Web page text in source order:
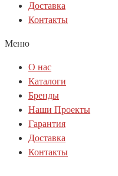
Доставка
Контакты
Меню
О нас
Каталоги
Бренды
Наши Проекты
Гарантия
Доставка
Контакты